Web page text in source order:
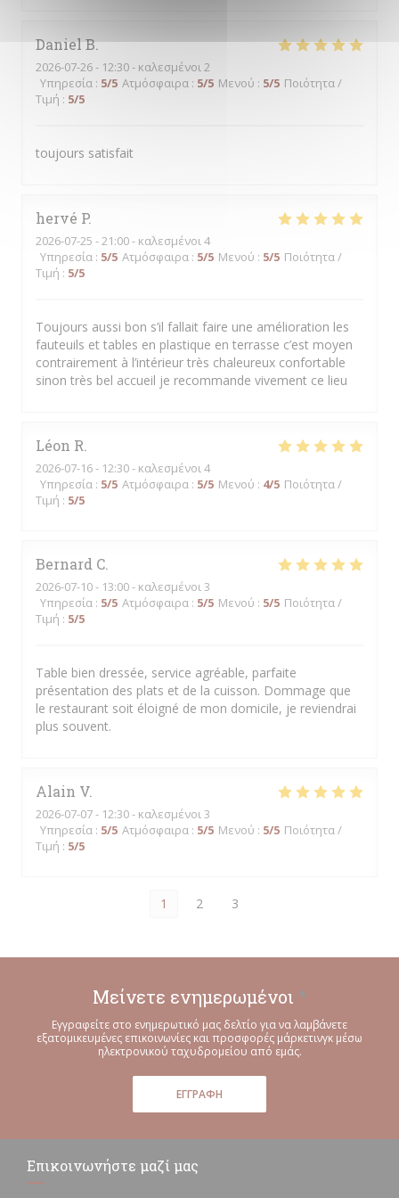
DanielB
2026-07-26- 12:30 - καλεσμένοι 2
Υπηρεσία : 5/5 Ατμόσφαιρα : 5/5 Μενού : 5/5 Ποιότητα /
Τιμή : 5/5
toujours satisfait
hervé P
2026-07-25 - 21:00 - καλεσμένοι 4
Υπηρεσία : 5/5 Ατμόσφαιρα : 5/5 Μενού : 5/5 Ποιότητα /
Τιμή : 5/5
Toujours aussi bon s’il fallait faire une amélioration les
fauteuils et tables en plastique en terrasse c’est moyen
contrairement à l’intérieur très chaleureux confortable
sinon très bel accueil je recommande vivement ce lieu
Léon R
2026-07-16- 12:30 - καλεσμένοι 4
Υπηρεσία : 5/5 Ατμόσφαιρα : 5/5 Μενού : 4/5 Ποιότητα /
Τιμή : 5/5
Bernard C
2026-07-10- 13:00 - καλεσμένοι 3
Υπηρεσία : 5/5 Ατμόσφαιρα : 5/5 Μενού : 5/5 Ποιότητα /
Τιμή : 5/5
Table bien dressée, service agréable, parfaite
présentation des plats et de la cuisson. Dommage que
le restaurant soit éloigné de mon domicile, je reviendrai
plus souvent.
Alain V
2026-07-07- 12:30 - καλεσμένοι 3
Υπηρεσία : 5/5 Ατμόσφαιρα : 5/5 Μενού : 5/5 Ποιότητα /
Τιμή : 5/5
1 2 3
Μείνετε ενημερωμένοι *
Εγγραφείτε στο ενημερωτικό μας δελτίο για να λαμβάνετε
εξατομικευμένες επικοινωνίες και προσφορές μάρκετινγκ μέσω
ηλεκτρονικού ταχυδρομείου από εμάς.
ΕΓΓΡΑΦΉ
Επικοινωνήστε μαζί μας